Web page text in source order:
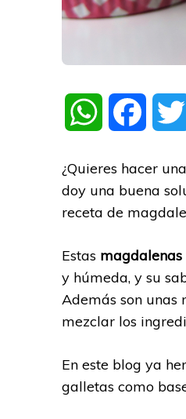
WhatsApp
¿Quieres hacer
doy una buena
receta de
Estas
y húmeda, y su
Además son unas
mezclar los
En este blog ya
galletas como